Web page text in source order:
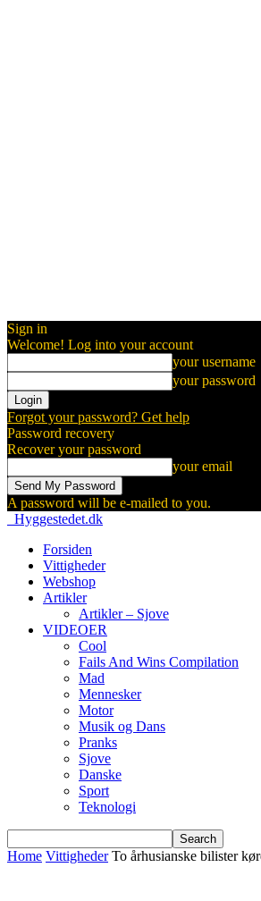
Sign in
Welcome! Log into your account
your username
your password
Forgot your password? Get help
Password recovery
Recover your password
your email
A password will be e-mailed to you.
Hyggestedet.dk
Forsiden
Vittigheder
Webshop
Artikler
Artikler – Sjove
VIDEOER
Cool
Fails And Wins Compilation
Mad
Mennesker
Motor
Musik og Dans
Pranks
Sjove
Danske
Sport
Teknologi
Home Vittigheder To århusianske bilister